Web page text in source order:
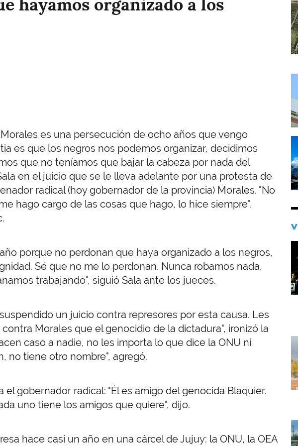
hayamos organizado a los
es una persecución de ocho años que vengo
es que los negros nos podemos organizar, decidimos
que no teníamos que bajar la cabeza por nada del
en el juicio que se le lleva adelante por una protesta de
radical (hoy gobernador de la provincia) Morales. "No
hago cargo de las cosas que hago, lo hice siempre",
porque no perdonan que haya organizado a los negros,
Sé que no me lo perdonan. Nunca robamos nada,
trabajando", siguió Sala ante los jueces.
un juicio contra represores por esta causa. Les
Morales que el genocidio de la dictadura", ironizó la
caso a nadie, no les importa lo que dice la ONU ni
no tiene otro nombre", agregó.
el gobernador radical: "Él es amigo del genocida Blaquier.
uno tiene los amigos que quiere", dijo.
hace casi un año en una cárcel de Jujuy: la ONU, la OEA